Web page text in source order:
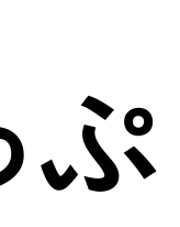
ぷ